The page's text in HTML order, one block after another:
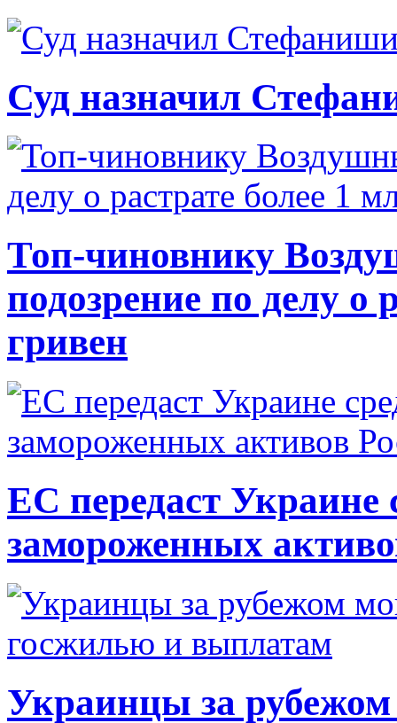
Суд назначил
Топ-чиновнику
подозрение по делу о
гривен
ЕС передаст Украине
замороженных
Украинцы за рубежом